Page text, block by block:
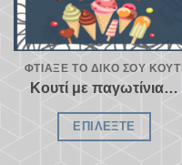
ΦΤΙΆΞΕ ΤΟ ΔΙΚΌ ΣΟΥ ΚΟΥΤΊ
Κουτί με παγωτίνια…
ΕΠΙΛΈΞΤΕ